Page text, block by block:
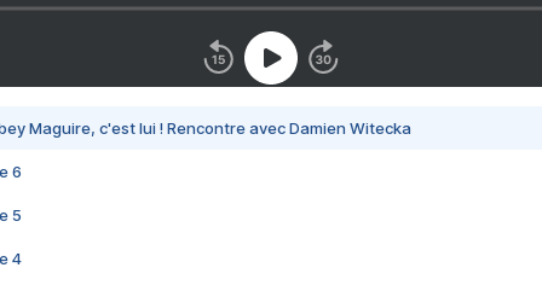
Maguire, c'est lui ! Rencontre avec Damien Witecka
6
5
4